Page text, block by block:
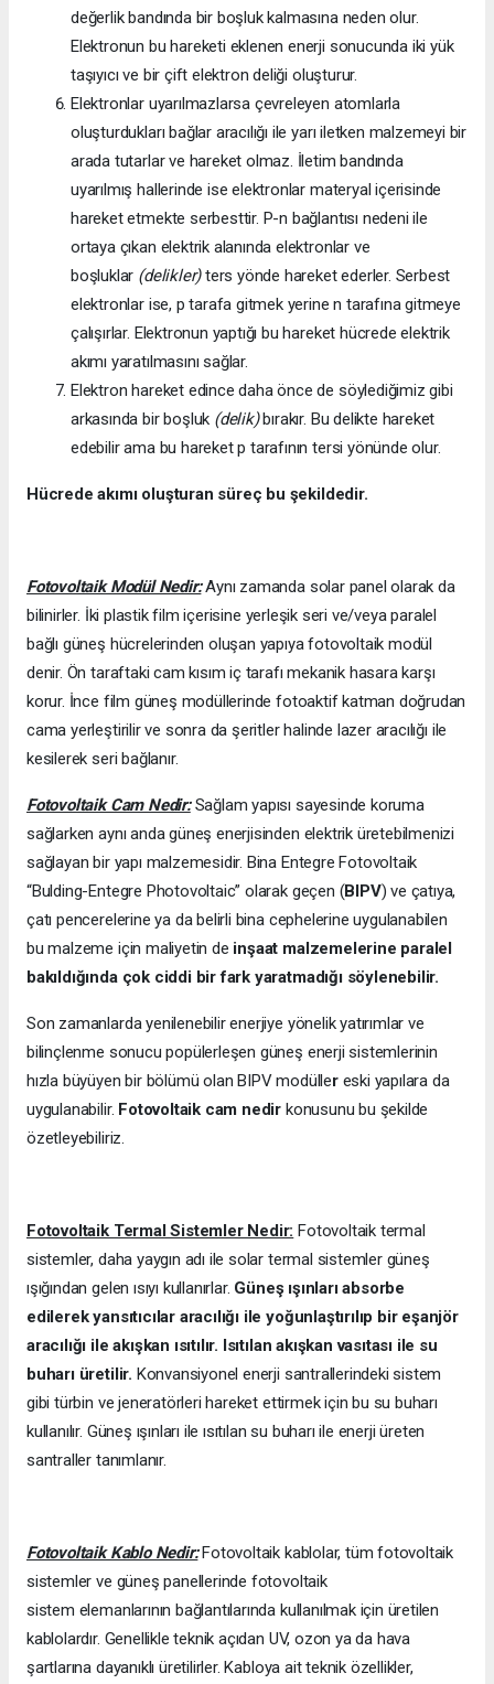
değerlik bandında bir boşluk kalmasına neden olur.
Elektronun bu hareketi eklenen enerji sonucunda iki yük
taşıyıcı ve bir çift elektron deliği oluşturur.
Elektronlar uyarılmazlarsa çevreleyen atomlarla
oluşturdukları bağlar aracılığı ile yarı iletken malzemeyi bir
arada tutarlar ve hareket olmaz. İletim bandında
uyarılmış hallerinde ise elektronlar materyal içerisinde
hareket etmekte serbesttir. P-n bağlantısı nedeni ile
ortaya çıkan elektrik alanında elektronlar ve
boşluklar (delikler)ters yönde hareket ederler. Serbest
elektronlar ise, p tarafa gitmek yerine n tarafına gitmeye
çalışırlar. Elektronun yaptığı bu hareket hücrede elektrik
akımı yaratılmasını sağlar.
Elektron hareket edince daha önce de söylediğimiz gibi
arkasında bir boşluk (delik)bırakır. Bu delikte hareket
edebilir ama bu hareket p tarafının tersi yönünde olur.
Hücrede akımı oluşturan süreç bu şekildedir.
Fotovoltaik Modül Nedir:Aynı zamanda solar panel olarak da
bilinirler. İki plastik film içerisine yerleşik seri ve/veya paralel
bağlı güneş hücrelerinden oluşan yapıya fotovoltaik modül
denir. Ön taraftaki cam kısım iç tarafı mekanik hasara karşı
korur. İnce film güneş modüllerinde fotoaktif katman doğrudan
cama yerleştirilir ve sonra da şeritler halinde lazer aracılığı ile
kesilerek seri bağlanır.
Fotovoltaik Cam Nedir:Sağlam yapısı sayesinde koruma
sağlarken aynı anda güneş enerjisinden elektrik üretebilmenizi
sağlayan bir yapı malzemesidir. Bina Entegre Fotovoltaik
“Bulding-Entegre Photovoltaic” olarak geçen (BIPV) ve çatıya,
çatı pencerelerine ya da belirli bina cephelerine uygulanabilen
bu malzeme için maliyetin de inşaat malzemelerine paralel
bakıldığında çok ciddi bir fark yaratmadığı söylenebilir.
Son zamanlarda yenilenebilir enerjiye yönelik yatırımlar ve
bilinçlenme sonucu popülerleşen güneş enerji sistemlerinin
hızla büyüyen bir bölümü olan BIPV modüller eski yapılara da
uygulanabilir. Fotovoltaik cam nedir konusunu bu şekilde
özetleyebiliriz.
Fotovoltaik Termal Sistemler Nedir: Fotovoltaik termal
sistemler, daha yaygın adı ile solar termal sistemler güneş
ışığından gelen ısıyı kullanırlar. Güneş ışınları absorbe
edilerek yansıtıcılar aracılığı ile yoğunlaştırılıp bir eşanjör
aracılığı ile akışkan ısıtılır. Isıtılan akışkan vasıtası ile su
buharı üretilir. Konvansiyonel enerji santrallerindeki sistem
gibi türbin ve jeneratörleri hareket ettirmek için bu su buharı
kullanılır. Güneş ışınları ile ısıtılan su buharı ile enerji üreten
santraller tanımlanır.
Fotovoltaik Kablo Nedir:Fotovoltaik kablolar, tüm fotovoltaik
sistemler ve güneş panellerinde fotovoltaik
sistem elemanlarının bağlantılarında kullanılmak için üretilen
kablolardır. Genellikle teknik açıdan UV, ozon ya da hava
şartlarına dayanıklı üretilirler. Kabloya ait teknik özellikler,